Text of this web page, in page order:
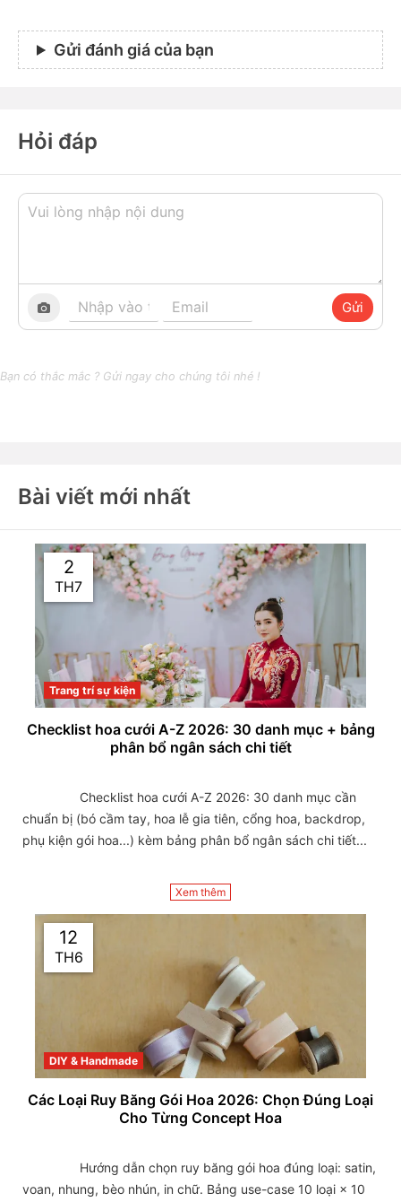
Gửi đánh giá của bạn
Hỏi đáp
Gửi
Bạn có thắc mắc ? Gửi ngay cho chúng tôi nhé !
Bài viết mới nhất
2
TH7
Trang trí sự kiện
Checklist hoa cưới A-Z 2026: 30 danh mục + bảng
phân bổ ngân sách chi tiết
chuẩn bị (bó cầm tay, hoa lễ gia tiên, cổng hoa, backdrop,
phụ kiện gói hoa...) kèm bảng phân bổ ngân sách chi tiết...
Xem thêm
12
TH6
DIY & Handmade
Các Loại Ruy Băng Gói Hoa 2026: Chọn Đúng Loại
Cho Từng Concept Hoa
voan, nhung, bèo nhún, in chữ. Bảng use-case 10 loại × 10